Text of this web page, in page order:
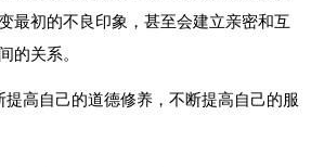
最初的不良印象，甚至会建立亲密和互
的关系。
提高自己的道德修养，不断提高自己的服